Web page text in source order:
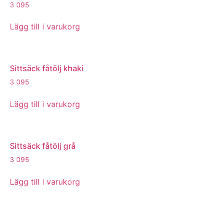
3 095
Lägg till i varukorg
Sittsäck fåtölj khaki
3 095
Lägg till i varukorg
Sittsäck fåtölj grå
3 095
Lägg till i varukorg